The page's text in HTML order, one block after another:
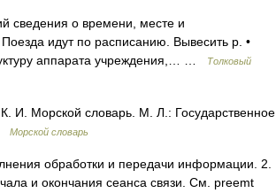
о времени, месте и
идут по расписанию. Вывесить р. •
аппарата учреждения,… …
Толковый
И. Морской словарь. М. Л.: Государственное
Морской словарь
обработки и передачи информации. 2.
и окончания сеанса связи. См. preemt